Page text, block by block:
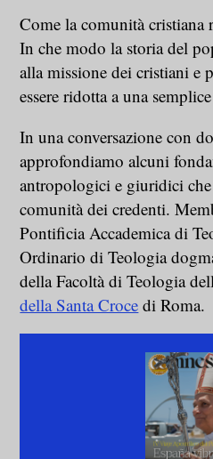
Come la comunità
In che modo la storia del
alla missione dei cristiani e
essere ridotta a una
In una conversazione con
approfondiamo alcuni
antropologici e giuridici
comunità dei credenti.
Pontificia Accademica di
Ordinario di Teologia
della Facoltà di Teologia
della Santa Croce di Roma.